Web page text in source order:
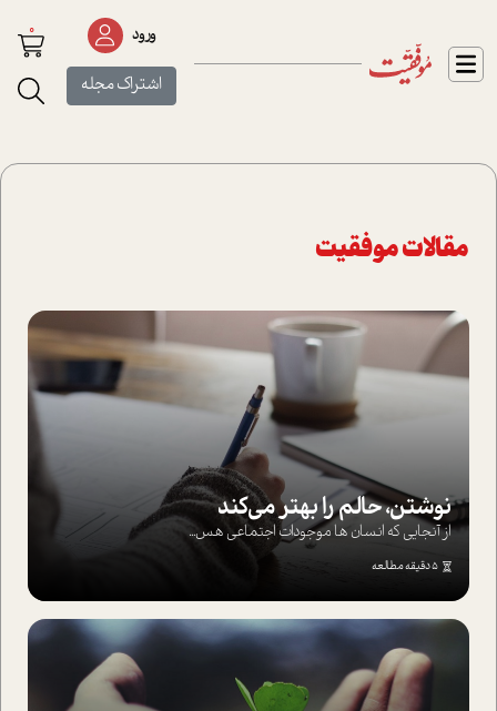
ورود
اشتراک مجله
0
مقالات موفقیت
نوشتن، حالم را بهتر می‌کند
از آنجایی که انسان ها موجودات اجتماعی هس...
5 دقیقه مطالعه